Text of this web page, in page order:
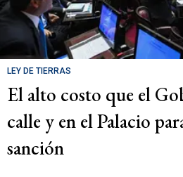
LEY DE TIERRAS
El alto costo que el
calle y en el Palacio
sanción